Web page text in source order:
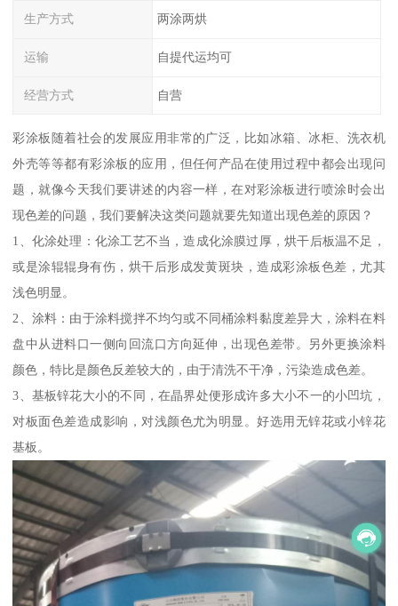
生产方式 两涂两烘
运输 自提代运均可
经营方式 自营
彩涂板随着社会的发展应用非常的广泛，比如冰箱、冰柜、洗衣机
外壳等等都有彩涂板的应用，但任何产品在使用过程中都会出现问
题，就像今天我们要讲述的内容一样，在对彩涂板进行喷涂时会出
现色差的问题，我们要解决这类问题就要先知道出现色差的原因？
1、化涂处理：化涂工艺不当，造成化涂膜过厚，烘干后板温不足，
或是涂辊辊身有伤，烘干后形成发黄斑块，造成彩涂板色差，尤其
浅色明显。
2、涂料：由于涂料搅拌不均匀或不同桶涂料黏度差异大，涂料在料
盘中从进料口一侧向回流口方向延伸，出现色差带。另外更换涂料
颜色，特比是颜色反差较大的，由于清洗不干净，污染造成色差。
3、基板锌花大小的不同，在晶界处便形成许多大小不一的小凹坑，
对板面色差造成影响，对浅颜色尤为明显。好选用无锌花或小锌花
基板。